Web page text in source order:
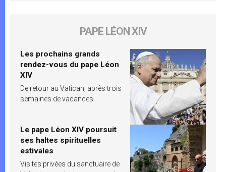
PAPE LÉON XIV
Les prochains grands
rendez-vous du pape Léon
XIV
De retour au Vatican, après trois
semaines de vacances
Le pape Léon XIV poursuit
ses haltes spirituelles
estivales
Visites privées du sanctuaire de